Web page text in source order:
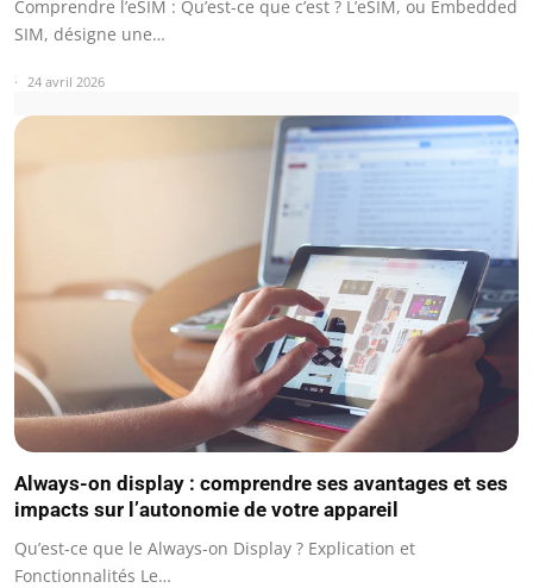
Comprendre l’eSIM : Qu’est-ce que c’est ? L’eSIM, ou Embedded
SIM, désigne une…
24 avril 2026
Always-on display : comprendre ses avantages et ses
impacts sur l’autonomie de votre appareil
Qu’est-ce que le Always-on Display ? Explication et
Fonctionnalités Le…